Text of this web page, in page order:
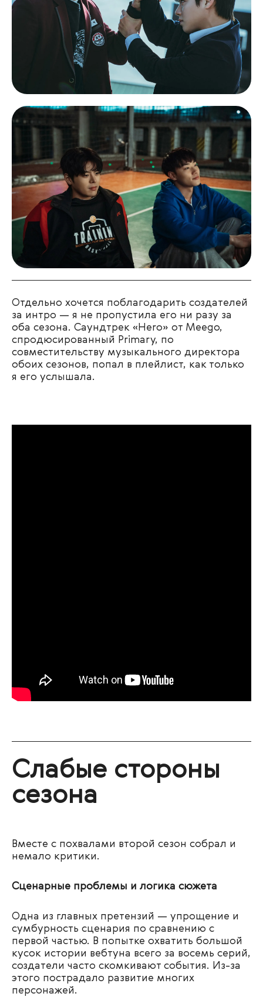
Отдельно хочется поблагодарить создателей
за интро — я не пропустила его ни разу за
оба сезона. Саундтрек «Hero» от Meego,
спродюсированный Primary, по
совместительству музыкального директора
обоих сезонов, попал в плейлист, как только
я его услышала.
Слабые стороны
сезона
Вместе с похвалами второй сезон собрал и
немало критики.
Сценарные проблемы и логика сюжета
Одна из главных претензий — упрощение и
сумбурность сценария по сравнению с
первой частью. В попытке охватить большой
кусок истории вебтуна всего за восемь серий,
создатели часто скомкивают события. Из-за
этого пострадало развитие многих
персонажей.